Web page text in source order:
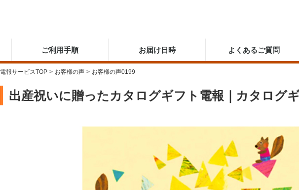
ご利用手順 お届け日時 よくあるご質問
電報サービスTOP > お客様の声 > お客様の声0199
出産祝いに贈ったカタログギフト電報｜カタログ